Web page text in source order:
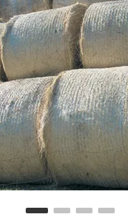
con una elaborada
distribuidos en dos
redondo.
el exterior de la
o BTT.